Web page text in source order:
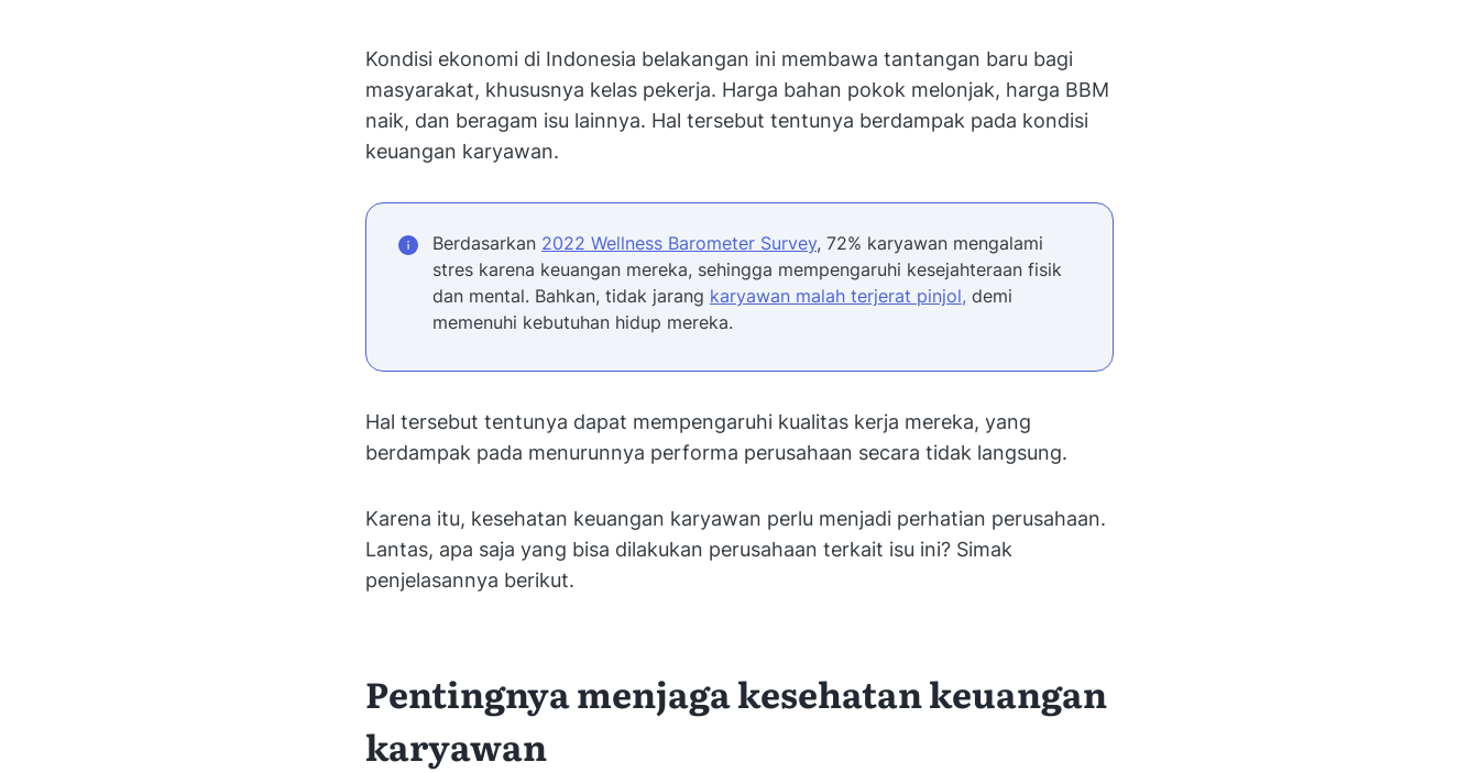
Kondisi ekonomi di Indonesia belakangan ini membawa tantangan baru bagi
masyarakat, khususnya kelas pekerja. Harga bahan pokok melonjak, harga BBM
naik, dan beragam isu lainnya. Hal tersebut tentunya berdampak pada kondisi
keuangan karyawan.
Berdasarkan 2022 Wellness Barometer Survey, 72% karyawan mengalami
stres karena keuangan mereka, sehingga mempengaruhi kesejahteraan fisik
dan mental. Bahkan, tidak jarang karyawan malah terjerat pinjol, demi
memenuhi kebutuhan hidup mereka.
Hal tersebut tentunya dapat mempengaruhi kualitas kerja mereka, yang
berdampak pada menurunnya performa perusahaan secara tidak langsung.
Karena itu, kesehatan keuangan karyawan perlu menjadi perhatian perusahaan.
Lantas, apa saja yang bisa dilakukan perusahaan terkait isu ini? Simak
penjelasannya berikut.
Pentingnya menjaga kesehatan keuangan
karyawan